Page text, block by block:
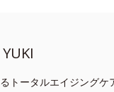
トータルエイジングケ